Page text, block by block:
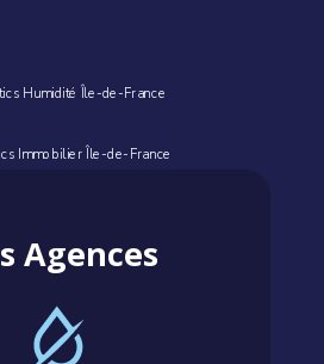
Humidité Île-de-France
Immobilier Île-de-France
Agences